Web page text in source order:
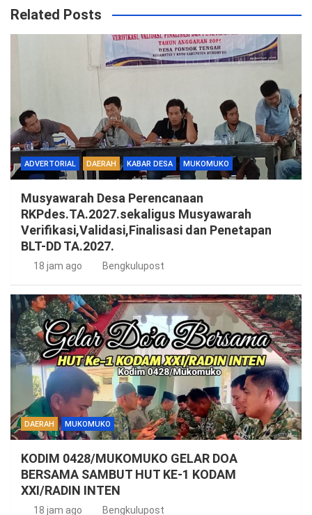
Related Posts
ADVERTORIAL DAERAH KABAR DESA MUKOMUKO
Musyawarah Desa Perencanaan
RKPdes.TA.2027.sekaligus Musyawarah
Verifikasi,Validasi,Finalisasi dan Penetapan
BLT-DD TA.2027.
18 jam ago Bengkulupost
DAERAH MUKOMUKO
KODIM 0428/MUKOMUKO GELAR DOA
BERSAMA SAMBUT HUT KE-1 KODAM
XXI/RADIN INTEN
18 jam ago Bengkulupost